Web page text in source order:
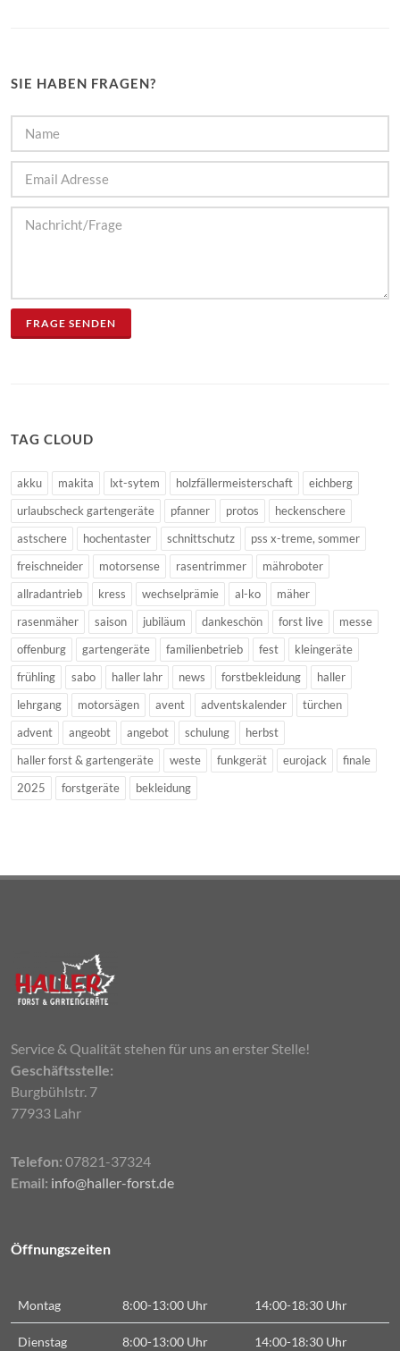
SIE HABEN FRAGEN?
FRAGE SENDEN
TAG CLOUD
akku makita lxt-sytem holzfällermeisterschaft
eichberg
urlaubscheck gartengeräte
pfanner protos
heckenschere
astschere
hochentaster schnittschutz
pss x-treme, sommer
freischneider
motorsense rasentrimmer
mähroboter
allradantrieb
kress wechselprämie al-ko
mäher
rasenmäher
saison jubiläum dankeschön forst live
messe
offenburg
gartengeräte familienbetrieb fest
kleingeräte
frühling
sabo haller lahr news forstbekleidung
haller
lehrgang
motorsägen avent adventskalender
türchen
advent
angeobt angebot schulung
herbst
haller forst & gartengeräte
weste funkgerät eurojack
finale
2025
forstgeräte bekleidung
Service & Qualität stehen für uns an erster Stelle!
Geschäftsstelle:
Burgbühlstr. 7
77933 Lahr
Telefon: 07821-37324
Email: info@haller-forst.de
Öffnungszeiten
Montag 8:00-13:00 Uhr 14:00-18:30 Uhr
Dienstag 8:00-13:00 Uhr 14:00-18:30 Uhr